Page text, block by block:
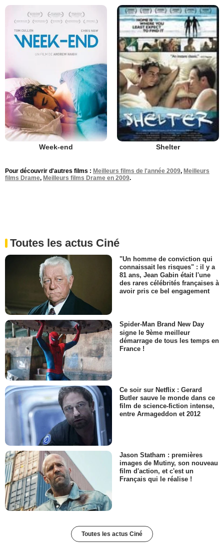
Week-end Shelter
Pour découvrir d'autres films : Meilleurs films de l'année 2009, Meilleurs
films Drame, Meilleurs films Drame en 2009.
Toutes les actus Ciné
"Un homme de conviction qui
connaissait les risques" : il y a
81 ans, Jean Gabin était l'une
des rares célébrités françaises à
avoir pris ce bel engagement
Spider-Man Brand New Day
signe le 9ème meilleur
démarrage de tous les temps en
France !
Ce soir sur Netflix : Gerard
Butler sauve le monde dans ce
film de science-fiction intense,
entre Armageddon et 2012
Jason Statham : premières
images de Mutiny, son nouveau
film d'action, et c'est un
Français qui le réalise !
Toutes les actus Ciné